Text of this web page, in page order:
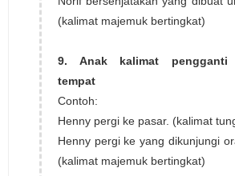
(kalimat majemuk bertingkat)
9. Anak kalimat pengganti
tempat
Contoh:
Henny pergi ke pasar. (kalimat
Henny pergi ke yang dikunjungi
(kalimat majemuk bertingkat)